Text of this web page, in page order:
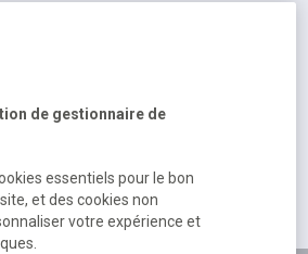
la gêne occasionée.
Retour à l'accueil
de gestionnaire de
essentiels pour le bon
et des cookies non
votre expérience et